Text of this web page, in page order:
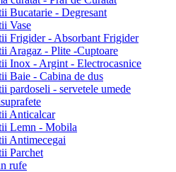
Bucatarie - Degresant
Vase
Frigider - Absorbant Frigider
Aragaz - Plite -Cuptoare
Inox - Argint - Electrocasnice
Baie - Cabina de dus
pardoseli - servetele umede
Anticalcar
Lemn - Mobila
Antimecegai
Parchet
rufe